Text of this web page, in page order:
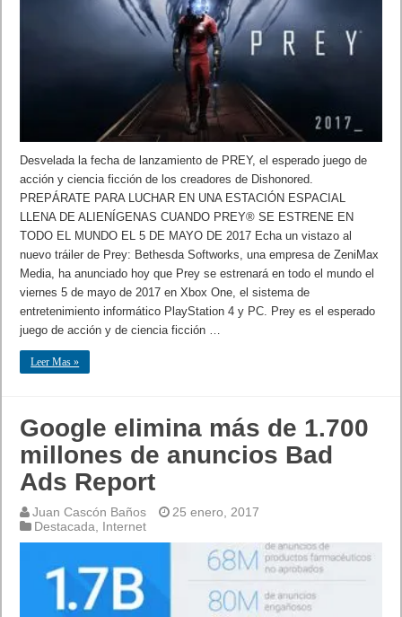
Desvelada la fecha de lanzamiento de PREY, el esperado juego de
acción y ciencia ficción de los creadores de Dishonored.
PREPÁRATE PARA LUCHAR EN UNA ESTACIÓN ESPACIAL
LLENA DE ALIENÍGENAS CUANDO PREY® SE ESTRENE EN
TODO EL MUNDO EL 5 DE MAYO DE 2017 Echa un vistazo al
nuevo tráiler de Prey: Bethesda Softworks, una empresa de ZeniMax
Media, ha anunciado hoy que Prey se estrenará en todo el mundo el
viernes 5 de mayo de 2017 en Xbox One, el sistema de
entretenimiento informático PlayStation 4 y PC. Prey es el esperado
juego de acción y de ciencia ficción …
Leer Mas »
Google elimina más de 1.700
millones de anuncios Bad
Ads Report
Juan Cascón Baños
25 enero, 2017
Destacada
Internet